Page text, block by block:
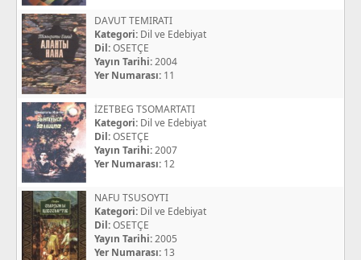
DAVUT TEMIRATI
Kategori: Dil ve Edebiyat
Dil:OSETÇE
Yayın Tarihi:2004
Yer Numarası: 11
İZETBEG TSOMARTATI
Kategori: Dil ve Edebiyat
Dil:OSETÇE
Yayın Tarihi:2007
Yer Numarası: 12
NAFU TSUSOYTI
Kategori: Dil ve Edebiyat
Dil:OSETÇE
Yayın Tarihi:2005
Yer Numarası: 13